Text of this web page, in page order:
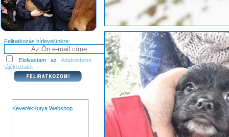
Feliratkozás hírlevelünkre:
Elolvastam az Adatvédelmi
tájékoztatót
KeverékKutya Webshop